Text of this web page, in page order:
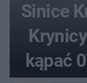
Sinice
kąpać